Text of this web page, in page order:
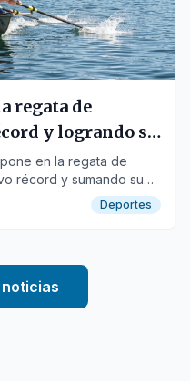
regata de
y logrando su
en la regata de
récord y sumando su
Deportes